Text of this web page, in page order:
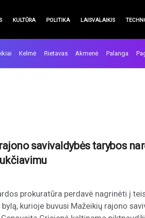
KULTŪRA POLITIKA LAISVALAIKIS
Kelmė Rietavas Akmenė Palanga
savivaldybės tarybos
prokuratūra perdavė nagrinėti į
kurioje buvusi Mažeikių rajono